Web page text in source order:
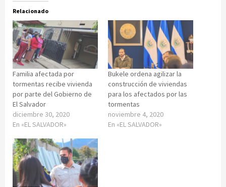
Relacionado
Familia afectada por
tormentas recibe vivienda
por parte del Gobierno de
El Salvador
diciembre 30, 2020
En «EL SALVADOR»
Bukele ordena agilizar la
construcción de viviendas
para los afectados por las
tormentas
noviembre 4, 2020
En «EL SALVADOR»